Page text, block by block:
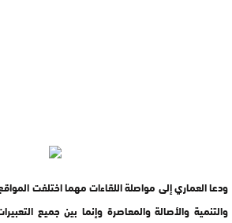
ودعا العماري إلى مواصلة اللقاءات مهما اختلفت
والتنمية والأصالة والمعاصرة وإنما بين جميع